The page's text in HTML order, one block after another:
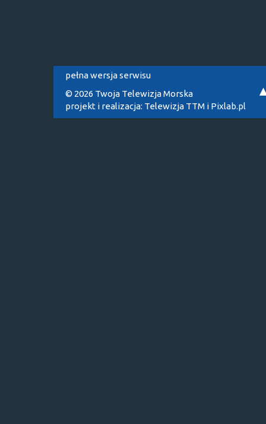
pełna wersja serwisu
© 2026 Twoja Telewizja Morska
projekt i realizacja: Telewizja TTM i Pixlab.pl